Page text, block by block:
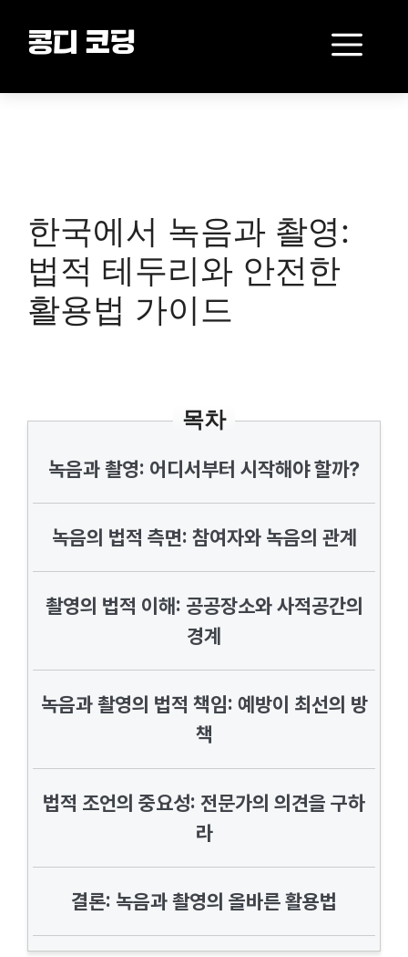
content콩디 코딩
한국에서 녹음과 촬영:
법적 테두리와 안전한
활용법 가이드
목차
녹음과 촬영: 어디서부터 시작해야 할까?
녹음의 법적 측면: 참여자와 녹음의 관계
촬영의 법적 이해: 공공장소와 사적공간의
경계
녹음과 촬영의 법적 책임: 예방이 최선의 방
책
법적 조언의 중요성: 전문가의 의견을 구하
라
결론: 녹음과 촬영의 올바른 활용법